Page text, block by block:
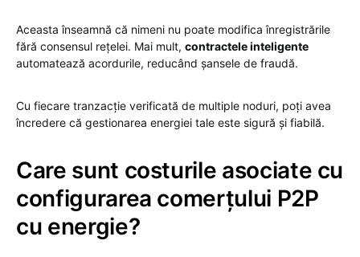
Aceasta înseamnă că nimeni nu poate modifica înregistrările
fără consensul rețelei. Mai mult, contractele inteligente
automatează acordurile, reducând șansele de fraudă.
Cu fiecare tranzacție verificată de multiple noduri, poți avea
încredere că gestionarea energiei tale este sigură și fiabilă.
Care sunt costurile asociate cu
configurarea comerțului P2P
cu energie?